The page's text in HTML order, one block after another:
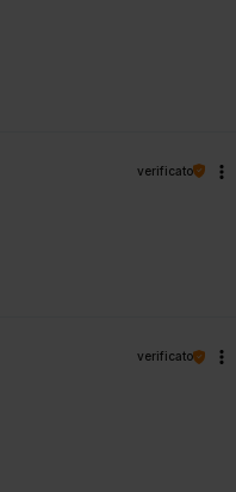
verificato
verificato